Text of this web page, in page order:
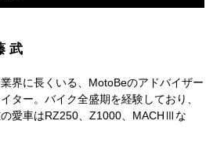
武
界に長くいる、MotoBeのアドバイザー
ター。バイク全盛期を経験しており、
愛車はRZ250、Z1000、MACHⅢな